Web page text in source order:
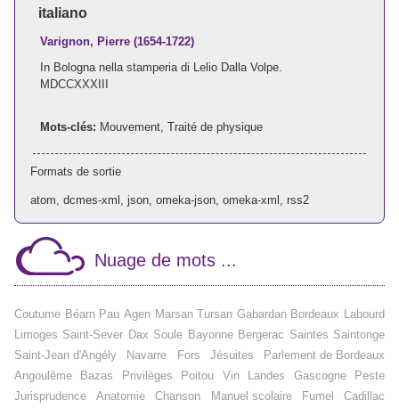
italiano
Varignon, Pierre (1654-1722)
In Bologna nella stamperia di Lelio Dalla Volpe.
MDCCXXXIII
Mots-clés: Mouvement, Traité de physique
Formats de sortie
atom dcmes-xml json, omeka-json, omeka-xml rss2
Nuage de mots ...
Coutume Béarn Pau Agen Marsan Tursan Gabardan Bordeaux Labourd
Limoges Saint-Sever Dax Soule Bayonne Bergerac Saintes Saintonge
Saint-Jean d'Angély
Navarre Fors Jésuites
Parlement de Bordeaux
Angoulême
Bazas Privilèges Poitou Vin Landes Gascogne
Peste
Jurisprudence
Anatomie Chanson Manuel scolaire Fumel
Cadillac